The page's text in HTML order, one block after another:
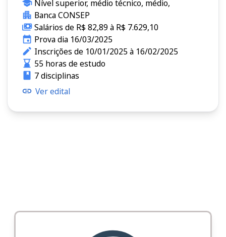
Nível superior, médio técnico, médio,
Banca CONSEP
Salários de R$ 82,89 à R$ 7.629,10
Prova dia 16/03/2025
Inscrições de 10/01/2025 à 16/02/2025
55 horas de estudo
7 disciplinas
Ver edital